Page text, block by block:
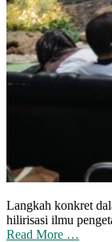
Langkah konkret
hilirisasi ilmu
Read More …